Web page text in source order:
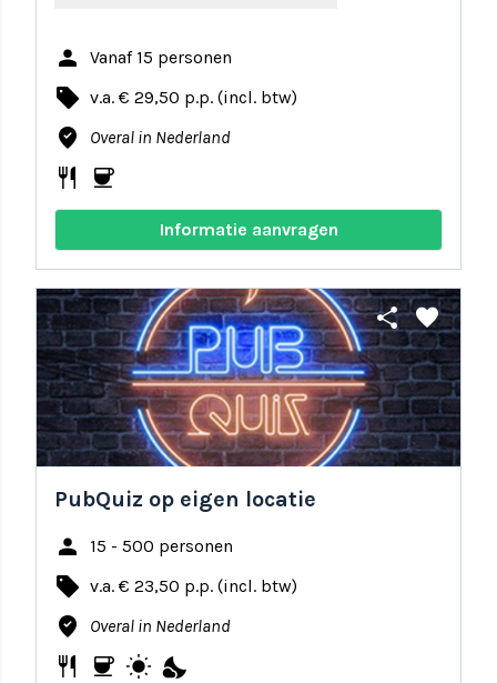
person Vanaf 15 personen
local_offer v.a. € 29,50 p.p. (incl. btw)
where_to_vote Overal in Nederland
restaurant coffee
Informatie aanvragen
share favorite
PubQuiz op eigen locatie
person 15 - 500 personen
local_offer v.a. € 23,50 p.p. (incl. btw)
where_to_vote Overal in Nederland
restaurant coffee wb_sunny nights_stay